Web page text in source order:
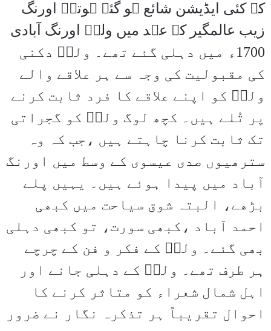
کے کئی ایڈیشن شائع ہو گئے ہوتے۔ اورنگ
زیب عالمگیر کے عہد میں ولیؔ اورنگ آبادی
1700ء میں دہلی گئے تھے۔ ولیؔ دکنی
کی مقبولیت کی وجہ سے ہر علاقے والے
ولیؔ کو اپنے علاقے کا فرد ثابت کرنے
پر تُلے ہیں۔ کچھ لوگ ولیؔ کو گجراتی
تک ثابت کرنا چاہتے ہیں ،جب کہ وہ
سترھیوں صدی عیسوی کے وسط میں اورنگ
آباد میں پیدا ہوئے ہیں۔ یہیں پلے
بڑھے، البتہ شوق سیاحت میں کبھی
احمد آباد ،کبھی سورت، تو کبھی دہلی
بھی گئے۔ ولیؔ کے فکر و فن کے چرچے
ہر طرف تھے۔ ولیؔ کے دہلی جانے اور
اہل شمال شعراء کو متاثر کرنے کا
احوال تقریباً ہر تذکرہ نگار نے ضرور